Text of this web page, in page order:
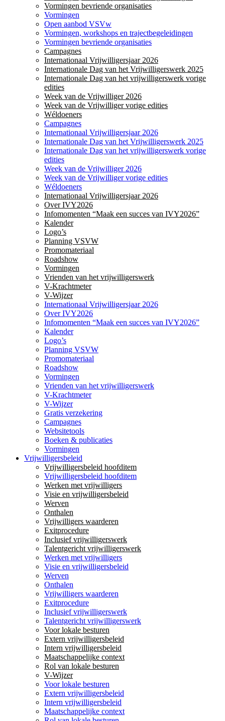
Vormingen bevriende organisaties
Vormingen
Open aanbod VSVw
Vormingen, workshops en trajectbegeleidingen
Vormingen bevriende organisaties
Campagnes
Internationaal Vrijwilligersjaar 2026
Internationale Dag van het Vrijwilligerswerk 2025
Internationale Dag van het vrijwilligerswerk vorige
edities
Week van de Vrijwilliger 2026
Week van de Vrijwilliger vorige edities
Wéldoeners
Campagnes
Internationaal Vrijwilligersjaar 2026
Internationale Dag van het Vrijwilligerswerk 2025
Internationale Dag van het vrijwilligerswerk vorige
edities
Week van de Vrijwilliger 2026
Week van de Vrijwilliger vorige edities
Wéldoeners
Internationaal Vrijwilligersjaar 2026
Over IVY2026
Infomomenten “Maak een succes van IVY2026”
Kalender
Logo’s
Planning VSVW
Promomateriaal
Roadshow
Vormingen
Vrienden van het vrijwilligerswerk
V-Krachtmeter
V-Wijzer
Internationaal Vrijwilligersjaar 2026
Over IVY2026
Infomomenten “Maak een succes van IVY2026”
Kalender
Logo’s
Planning VSVW
Promomateriaal
Roadshow
Vormingen
Vrienden van het vrijwilligerswerk
V-Krachtmeter
V-Wijzer
Gratis verzekering
Campagnes
Websitetools
Boeken & publicaties
Vormingen
Vrijwilligersbeleid
Vrijwilligersbeleid hoofditem
Vrijwilligersbeleid hoofditem
Werken met vrijwilligers
Visie en vrijwilligersbeleid
Werven
Onthalen
Vrijwilligers waarderen
Exitprocedure
Inclusief vrijwilligerswerk
Talentgericht vrijwilligerswerk
Werken met vrijwilligers
Visie en vrijwilligersbeleid
Werven
Onthalen
Vrijwilligers waarderen
Exitprocedure
Inclusief vrijwilligerswerk
Talentgericht vrijwilligerswerk
Voor lokale besturen
Extern vrijwilligersbeleid
Intern vrijwilligersbeleid
Maatschappelijke context
Rol van lokale besturen
V-Wijzer
Voor lokale besturen
Extern vrijwilligersbeleid
Intern vrijwilligersbeleid
Maatschappelijke context